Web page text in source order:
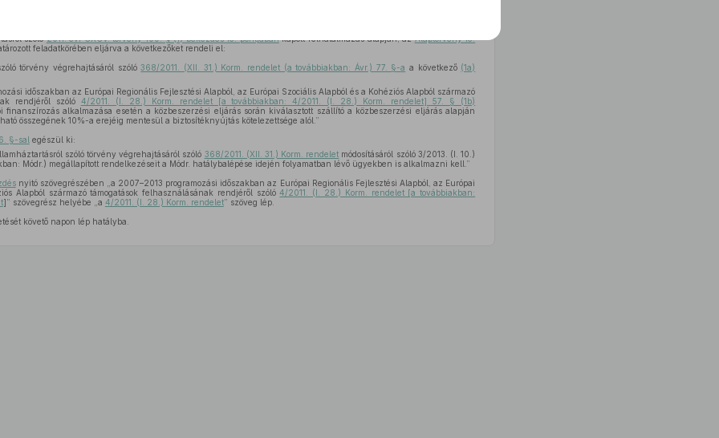
szóló2011. évi CXCV. törvény 109. § (1) bekezdés 15. pontjábankapott felhatalmazás alapján, azAlaptörvény 15.
feladatkörében eljárva a következőket rendeli el:
törvény végrehajtásáról szóló368/2011. (XII. 31.) Korm. rendelet (a továbbiakban: Ávr.) 77. §-a a következő (1a)
időszakban az Európai Regionális Fejlesztési Alapból, az Európai Szociális Alapból és a Kohéziós Alapból származó
rendjéről szóló 4/2011. (I. 28.) Korm. rendelet [a továbbiakban: 4/2011. (I. 28.) Korm. rendelet] 57. § (1b)
alkalmazása esetén a közbeszerzési eljárás során kiválasztott szállító a közbeszerzési eljárás alapján
összegének 10%-a erejéig mentesül a biztosítéknyújtás kötelezettsége alól.”
§-sal egészül ki:
szóló törvény végrehajtásáról szóló 368/2011. (XII. 31.) Korm. rendelet módosításáról szóló 3/2013. (I. 10.)
Módr.) megállapított rendelkezéseit a Módr. hatálybalépése idején folyamatban lévő ügyekben is alkalmazni kell.”
nyitó szövegrészében „a 2007–2013 programozási időszakban az Európai Regionális Fejlesztési Alapból, az Európai
Alapból származó támogatások felhasználásának rendjéről szóló4/2011. (I. 28.) Korm. rendelet [a továbbiakban:
]” szövegrész helyébe „a 4/2011. (I. 28.) Korm. rendelet” szöveg lép.
követő napon lép hatályba.